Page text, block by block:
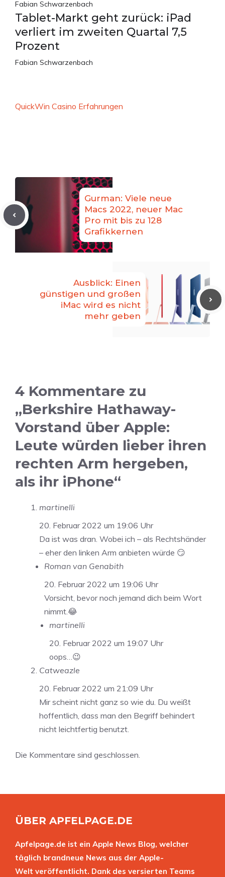
Fabian Schwarzenbach
Tablet-Markt geht zurück: iPad
verliert im zweiten Quartal 7,5
Prozent
Fabian Schwarzenbach
QuickWin Casino Erfahrungen
Gurman: Viele neue
Macs 2022, neuer Mac
Pro mit bis zu 128
Grafikkernen
Ausblick: Einen
günstigen und großen
iMac wird es nicht
mehr geben
4 Kommentare zu
„Berkshire Hathaway-
Vorstand über Apple:
Leute würden lieber ihren
rechten Arm hergeben,
als ihr iPhone“
martinelli
20. Februar 2022 um 19:06 Uhr
Da ist was dran. Wobei ich – als Rechtshänder
– eher den linken Arm anbieten würde 😏
Roman van Genabith
20. Februar 2022 um 19:06 Uhr
Vorsicht, bevor noch jemand dich beim Wort
nimmt.😂
martinelli
20. Februar 2022 um 19:07 Uhr
oops…😉
Catweazle
20. Februar 2022 um 21:09 Uhr
Mir scheint nicht ganz so wie du. Du weißt
hoffentlich, dass man den Begriff behindert
nicht leichtfertig benutzt.
Die Kommentare sind geschlossen.
ÜBER APFELPAGE.DE
Apfelpage.de ist ein Apple News Blog, welcher
täglich brandneue News aus der Apple-
Welt veröffentlicht. Dank des versierten Teams